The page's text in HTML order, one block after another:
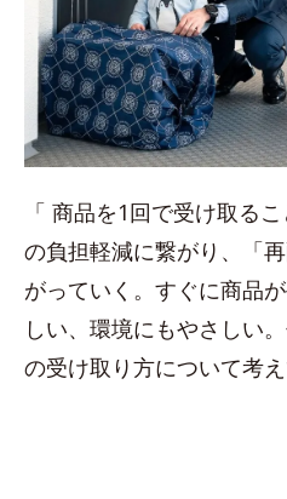
「 商品を1回で受け取る
の負担軽減に繋がり、「
がっていく。すぐに商品
しい、環境にもやさしい
の受け取り方について考え